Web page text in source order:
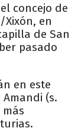
concejo de
Xixón, en
de San
pasado
en este
(s.